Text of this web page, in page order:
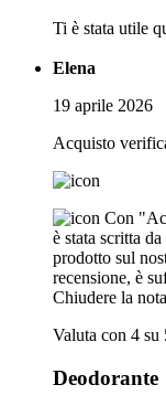
Ti è stata utile
Elena
19 aprile 2026
Acquisto
Con
è stata scritta
prodotto sul
recensione, è
Chiudere la nota
Valuta con 4 su
Deodorante